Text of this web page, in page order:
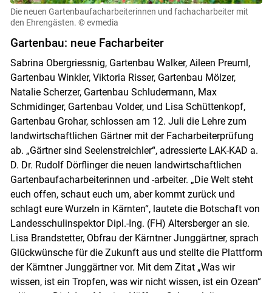
Die neuen Gartenbaufacharbeiterinnen und ­fachacharbeiter mit
den Ehrengästen. © evmedia
Gartenbau: neue Facharbeiter
Sabrina Obergriessnig, Gartenbau Walker, Aileen Preuml,
Gartenbau Winkler, Viktoria Risser, Gartenbau Mölzer,
Natalie Scherzer, Gartenbau Schludermann, Max
Schmidinger, Gartenbau Volder, und Lisa Schüttenkopf,
Gartenbau Grohar, schlossen am 12. Juli die Lehre zum
landwirtschaftlichen Gärtner mit der Facharbeiterprüfung
ab. „Gärtner sind Seelenstreichler“, adressierte LAK-KAD a.
D. Dr. Rudolf Dörflinger die neuen landwirtschaftlichen
Gartenbaufacharbeiterinnen und -arbeiter. „Die Welt steht
euch offen, schaut euch um, aber kommt zurück und
schlagt eure Wurzeln in Kärnten“, lautete die Botschaft von
Landesschulinspektor Dipl.-Ing. (FH) Altersberger an sie.
Lisa Brandstetter, Obfrau der Kärntner Junggärtner, sprach
Glückwünsche für die Zukunft aus und stellte die Plattform
der Kärntner Junggärtner vor. Mit dem Zitat „Was wir
wissen, ist ein Tropfen, was wir nicht wissen, ist ein Ozean“